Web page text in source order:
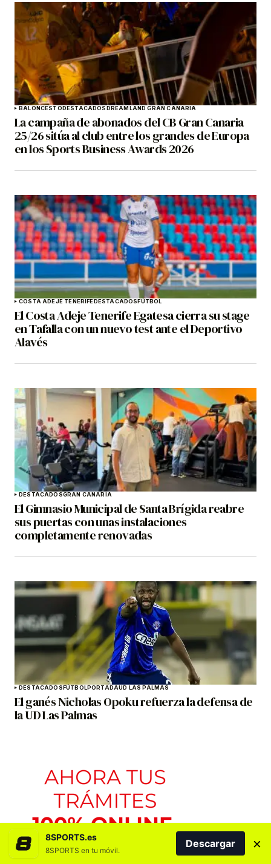
BALONCESTODESTACADOSDREAMLAND GRAN CANARIA
La campaña de abonados del CB Gran Canaria
25/26 sitúa al club entre los grandes de Europa
en los Sports Business Awards 2026
COSTA ADEJE TENERIFEDESTACADOSFÚTBOL
El Costa Adeje Tenerife Egatesa cierra su stage
en Tafalla con un nuevo test ante el Deportivo
Alavés
DESTACADOSGRAN CANARIA
El Gimnasio Municipal de Santa Brígida reabre
sus puertas con unas instalaciones
completamente renovadas
DESTACADOSFÚTBOLPORTADAUD LAS PALMAS
El ganés Nicholas Opoku refuerza la defensa de
la UD Las Palmas
8SPORTS.es
8SPORTS en tu móvil.
Descargar ×